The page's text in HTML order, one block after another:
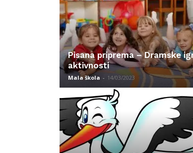
Pisana priprema – Dramske
aktivnosti
Mala škola - 14/03/2023